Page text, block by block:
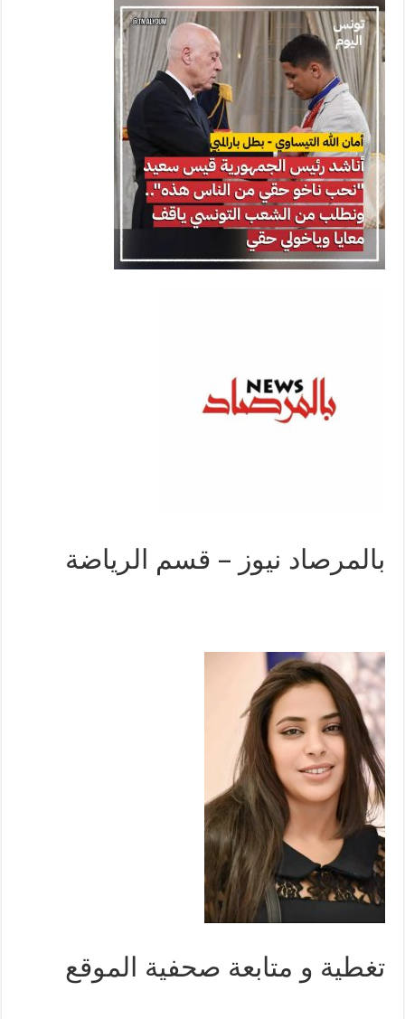
بالمرصاد نيوز – قسم الرياضة
تغطية و متابعة صحفية الموقع